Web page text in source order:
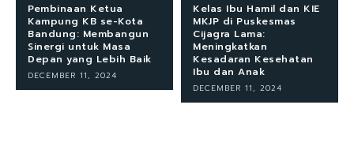
Pembinaan Ketua
Kampung KB se-Kota
Bandung: Membangun
Sinergi untuk Masa
Depan yang Lebih Baik
DECEMBER 11, 2024
Kelas Ibu Hamil dan KIE
MKJP di Puskesmas
Cijagra Lama:
Meningkatkan
Kesadaran Kesehatan
Ibu dan Anak
DECEMBER 11, 2024